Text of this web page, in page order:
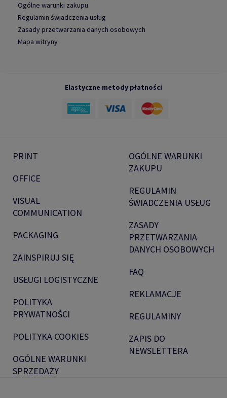
Ogólne warunki zakupu
Regulamin świadczenia usług
Zasady przetwarzania danych osobowych
Mapa witryny
Elastyczne metody płatności
PRINT
OFFICE
VISUAL
COMMUNICATION
PACKAGING
ZAINSPIRUJ SIĘ
USŁUGI LOGISTYCZNE
POLITYKA
PRYWATNOŚCI
POLITYKA COOKIES
OGÓLNE WARUNKI
SPRZEDAŻY
OGÓLNE WARUNKI
ZAKUPU
REGULAMIN
ŚWIADCZENIA USŁUG
ZASADY
PRZETWARZANIA
DANYCH OSOBOWYCH
FAQ
REKLAMACJE
REGULAMINY
ZAPIS DO
NEWSLETTERA